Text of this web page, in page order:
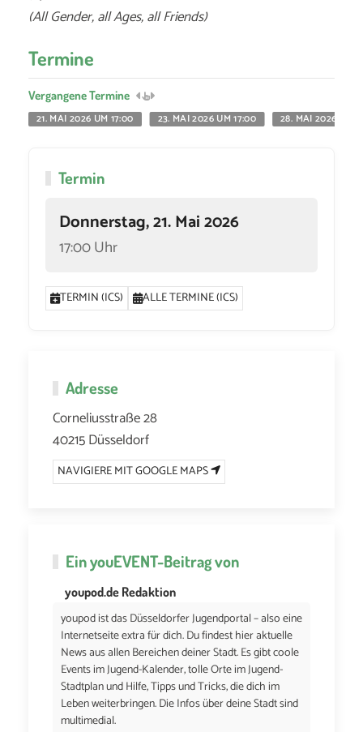
(All Gender, all Ages, all Friends)
Termine
Vergangene Termine
21. MAI 2026 UM 17:00
23. MAI 2026 UM 17:00 28. MAI 2026 UM
Termin
Donnerstag, 21. Mai 2026
17:00 Uhr
TERMIN (ICS) ALLE TERMINE (ICS)
Adresse
Corneliusstraße 28
40215 Düsseldorf
NAVIGIERE MIT GOOGLE MAPS
EinyouEVENT-Beitrag von
youpod.de Redaktion
youpod ist das Düsseldorfer Jugendportal – also eine
Internetseite extra für dich. Du findest hier aktuelle
News aus allen Bereichen deiner Stadt. Es gibt coole
Events im Jugend-Kalender, tolle Orte im Jugend-
Stadtplan und Hilfe, Tipps und Tricks, die dich im
Leben weiterbringen. Die Infos über deine Stadt sind
multimedial.